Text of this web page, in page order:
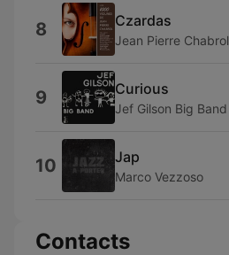
8 Czardas
Jean Pierre Chabrol
9 Curious
Jef Gilson Big Band
10 Jap
Marco Vezzoso
Contacts